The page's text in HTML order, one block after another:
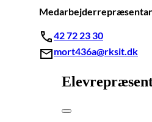
42 72 23 30
mort436a@rksit.dk